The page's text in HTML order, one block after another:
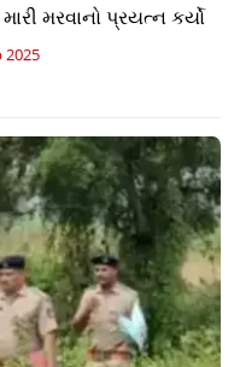
મરવાનો પ્રયત્ન કર્યો
2025